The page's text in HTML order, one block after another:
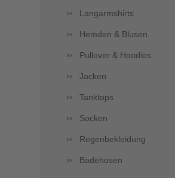
Langarmshirts
Hemden & Blusen
Pullover & Hoodies
Jacken
Tanktops
Socken
Regenbekleidung
Badehosen